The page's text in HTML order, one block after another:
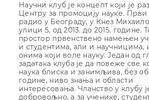
Научни клуб је концепт који је
Центру за промоцију науке. Први
радио у Београду, у Кнез
улици 5, од 2013. до 2015. године.
простор првенствено намењен
и студентима, али и научницима,
онима који воле науку. Један од
задатака клуба је да повеже све
наука блиска и занимљива, без
године, ниво знања и области
интересовања. Чланство у клубу
добровољно, а за ученике,